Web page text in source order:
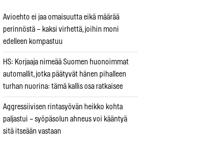
Avioehto ei jaa omaisuutta eikä määrää
perinnöstä – kaksi virhettä, joihin moni
edelleen kompastuu
HS: Korjaaja nimeää Suomen huonoimmat
automallit, jotka päätyvät hänen pihalleen
turhan nuorina: tämä kallis osa ratkaisee
Aggressiivisen rintasyövän heikko kohta
paljastui – syöpäsolun ahneus voi kääntyä
sitä itseään vastaan